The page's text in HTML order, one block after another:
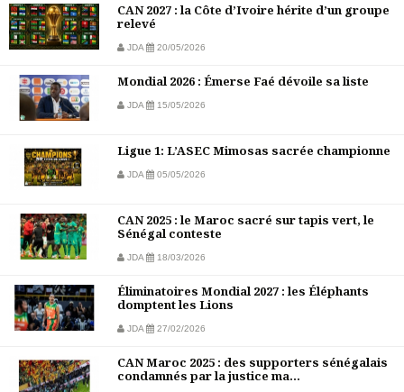
CAN 2027 : la Côte d’Ivoire hérite d’un groupe
relevé
JDA 20/05/2026
Mondial 2026 : Émerse Faé dévoile sa liste
JDA 15/05/2026
Ligue 1: L’ASEC Mimosas sacrée championne
JDA 05/05/2026
CAN 2025 : le Maroc sacré sur tapis vert, le
Sénégal conteste
JDA 18/03/2026
Éliminatoires Mondial 2027 : les Éléphants
domptent les Lions
JDA 27/02/2026
CAN Maroc 2025 : des supporters sénégalais
condamnés par la justice ma...